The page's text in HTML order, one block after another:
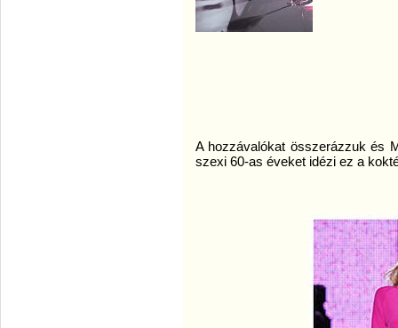
A hozzávalókat összerázzuk és
szexi 60-as éveket idézi ez a